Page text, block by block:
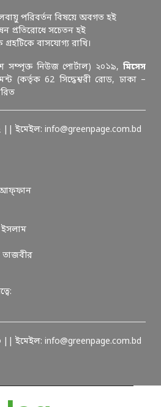
পরিবর্তন বিষয়ে অবগত হই
প্রতিরোধে সচেতন হই
বাসযোগ্য রাখি।
সম্পৃক্ত নিউজ পোর্টাল) ২০১৯, মিসেস
(কর্তৃক 62 সিদ্ধেশ্বরী রোড, ঢাকা –
ইমেইল: info@greenpage.com.bd
আফ্ফান
ইসলাম
তাজবীর
ইমেইল: info@greenpage.com.bd